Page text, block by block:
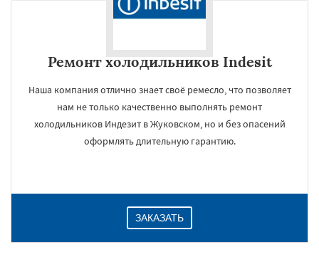
Ремонт холодильников Indesit
Наша компания отлично знает своё ремесло, что позволяет
нам не только качественно выполнять ремонт
холодильников Индезит в Жуковском, но и без опасений
оформлять длительную гарантию.
ЗАКАЗАТЬ